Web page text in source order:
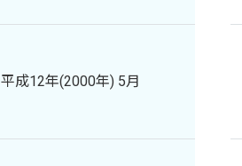
平成12年(2000年) 5月